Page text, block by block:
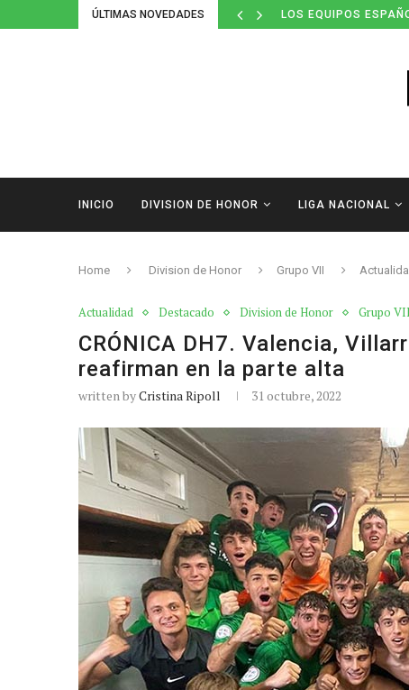
ÚLTIMAS NOVEDADES DEFINIDOS LOS
INICIO DIVISION DE HONOR LIGA NACIONAL
Home Division de Honor Grupo VII
Actualidad Destacado Division de Honor Grupo VII
CRÓNICA DH7. Valencia,
reafirman en la parte alta
written byCristina Ripoll 31 octubre, 2022